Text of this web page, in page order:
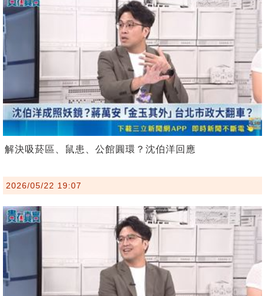
解決吸菸區、鼠患、公館圓環？沈伯洋回應
2026/05/22 19:07